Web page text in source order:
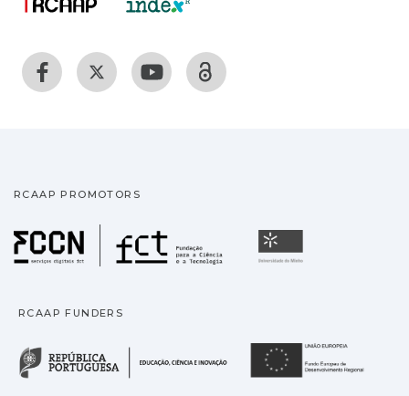
RCAAP PROMOTORS
Fundação para a
RCAAP FUNDERS
República Portuguesa